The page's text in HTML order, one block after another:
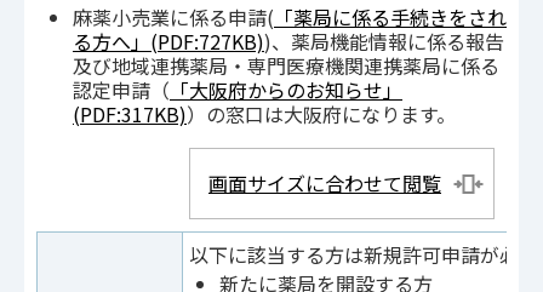
麻薬小売業に係る申請( 「薬局に係る手続きをされ
る方へ」(PDF:727KB))、薬局機能情報に係る報告
及び地域連携薬局・専門医療機関連携薬局に係る
認定申請（ 「大阪府からのお知らせ」
(PDF:317KB)）の窓口は大阪府になります。
画面サイズに合わせて閲覧
以下に該当する方は新規許可申請が必要
新たに薬局を開設する方